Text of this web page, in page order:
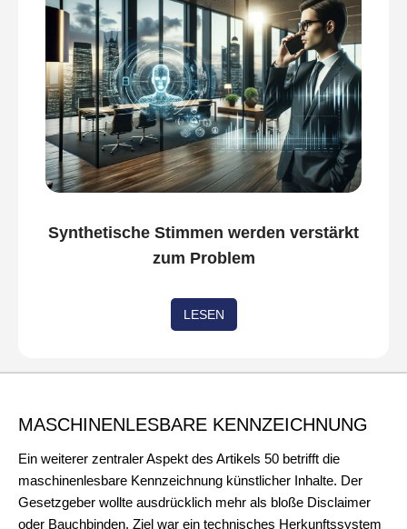
Synthetische Stimmen werden verstärkt
zum Problem
LESEN
MASCHINENLESBARE KENNZEICHNUNG
Ein weiterer zentraler Aspekt des Artikels 50 betrifft die
maschinenlesbare Kennzeichnung künstlicher Inhalte. Der
Gesetzgeber wollte ausdrücklich mehr als bloße Disclaimer
oder Bauchbinden. Ziel war ein technisches Herkunftssystem